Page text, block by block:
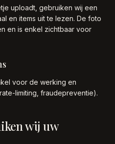
uploadt, gebruiken wij een
en items uit te lezen. De foto
en is enkel zichtbaar voor
voor de werking en
limiting, fraudepreventie).
wij uw